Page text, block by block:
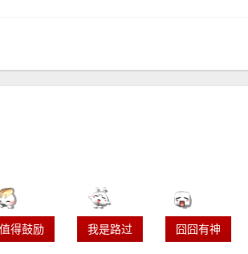
值得鼓励 我是路过 囧囧有神